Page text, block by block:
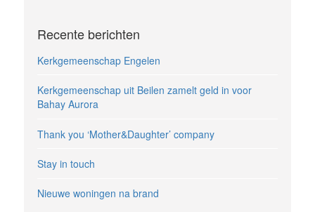
Recente berichten
Kerkgemeenschap Engelen
Kerkgemeenschap uit Beilen zamelt geld in voor
Bahay Aurora
Thank you ‘Mother&Daughter’ company
Stay in touch
Nieuwe woningen na brand